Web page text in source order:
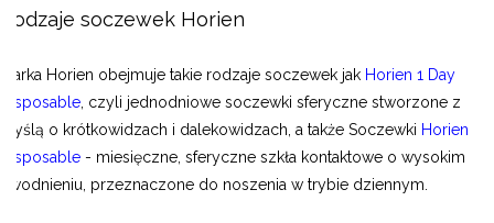
Rodzaje soczewek Horien
Marka Horien obejmuje takie rodzaje soczewek jak Horien 1 Day
Disposable , czyli jednodniowe soczewki sferyczne stworzone z
myślą o krótkowidzach i dalekowidzach, a także Soczewki Horien
Disposable - miesięczne, sferyczne szkła kontaktowe o wysokim
uwodnieniu, przeznaczone do noszenia w trybie dziennym.